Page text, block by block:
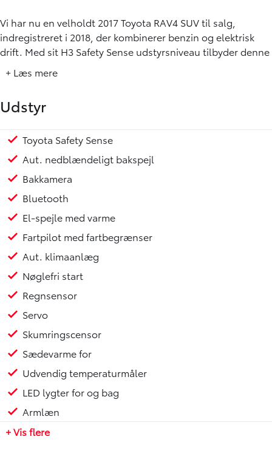
Vi har nu en velholdt 2017 Toyota RAV4 SUV til salg,
indregistreret i 2018, der kombinerer benzin og elektrisk
drift. Med sit H3 Safety Sense udstyrsniveau tilbyder denne
kørt 136.000 km og er udstyret med en automatisk
liters motor med 197 HK.
**Vigtigste udstyr:**
- Toyota Safety Sense
- Automatisk nedblændeligt bakspejl
- Bakkamera
- Bluetooth
- El-spejle med varme
- Fartpilot med fartbegrænser
- Automatisk klimaanlæg
- Nøglefri start
- Regnsensor
- Skumringssensor
- Sædevarme foran
- Udvendig temperaturmåler
- LED lygter for og bag
- Højdejusterbart førersæde
- Justerbart rat
- Kopholder
- Multifunktionslæderrat
- Splitbagsæde
- Stofindtræk
+ Læs mere
Udstyr
Toyota Safety Sense
Aut. nedblændeligt bakspejl
Bakkamera
Bluetooth
El-spejle med varme
Fartpilot med fartbegrænser
Aut. klimaanlæg
Nøglefri start
Regnsensor
Servo
Skumringscensor
Sædevarme for
Udvendig temperaturmåler
LED lygter for og bag
Armlæn
Højdejusterbart førersæde
Justerbart rat
Kopholder
Multifunktionslæderrat
Splitbagsæde
Stofindtræk
Dæktrykssensor
Isofix
Airbag
ABS
ESP
+ Vis flere